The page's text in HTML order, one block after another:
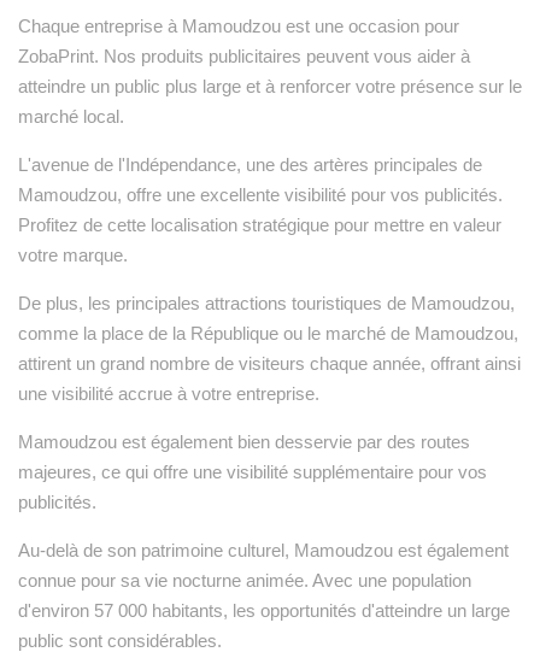
Chaque entreprise à Mamoudzou est une occasion pour
ZobaPrint. Nos produits publicitaires peuvent vous aider à
atteindre un public plus large et à renforcer votre présence sur le
marché local.
L'avenue de l'Indépendance, une des artères principales de
Mamoudzou, offre une excellente visibilité pour vos publicités.
Profitez de cette localisation stratégique pour mettre en valeur
votre marque.
De plus, les principales attractions touristiques de Mamoudzou,
comme la place de la République ou le marché de Mamoudzou,
attirent un grand nombre de visiteurs chaque année, offrant ainsi
une visibilité accrue à votre entreprise.
Mamoudzou est également bien desservie par des routes
majeures, ce qui offre une visibilité supplémentaire pour vos
publicités.
Au-delà de son patrimoine culturel, Mamoudzou est également
connue pour sa vie nocturne animée. Avec une population
d'environ 57 000 habitants, les opportunités d'atteindre un large
public sont considérables.